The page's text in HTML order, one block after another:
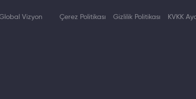
at Fredonia
4740 lisans öğrencisi vardır. Müzik, Tiyatro, Güzel
Vizyon Çerez Politikası Gizlilik Politikası KVKK